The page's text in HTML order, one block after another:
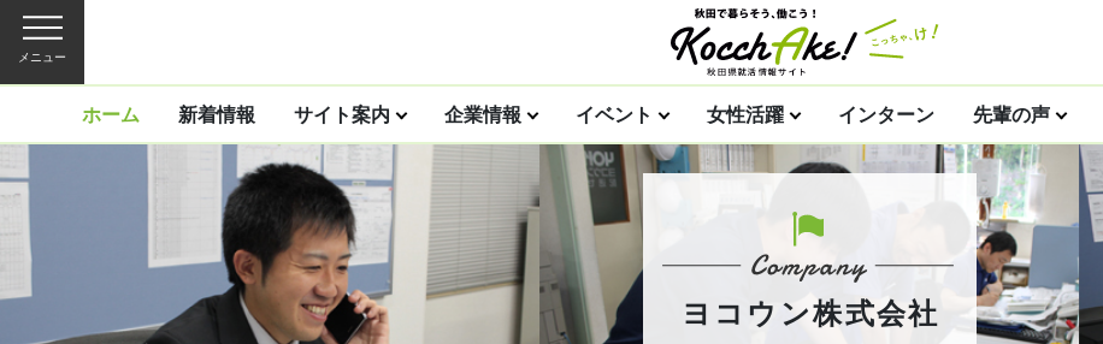
メニュー
ホーム 新着情報 サイト案内 企業情報 イベント 女性活躍 インターン 先輩の声
ヨコウン株式会社